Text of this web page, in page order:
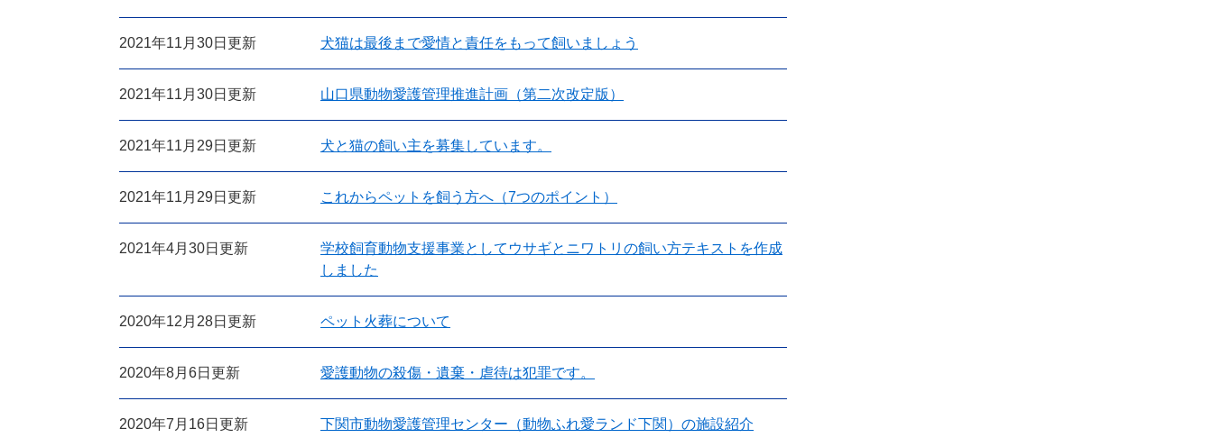
2021年11月30日更新 犬猫は最後まで愛情と責任をもって飼いましょう
2021年11月30日更新 山口県動物愛護管理推進計画（第二次改定版）
2021年11月29日更新 犬と猫の飼い主を募集しています。
2021年11月29日更新 これからペットを飼う方へ（7つのポイント）
2021年4月30日更新
学校飼育動物支援事業としてウサギとニワトリの飼い方テキストを作成
しました
2020年12月28日更新 ペット火葬について
2020年8月6日更新 愛護動物の殺傷・遺棄・虐待は犯罪です。
2020年7月16日更新 下関市動物愛護管理センター（動物ふれ愛ランド下関）の施設紹介